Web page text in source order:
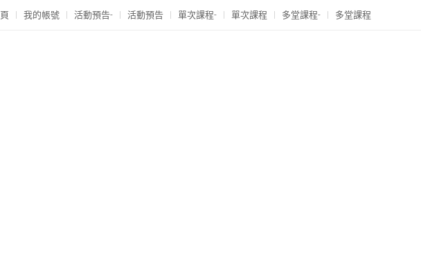
我的帳號 活動預告- 活動預告 單次課程- 單次課程 多堂課程- 多堂課程